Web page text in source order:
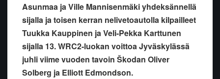
Asunmaa ja Ville Mannisenmäki yhdeksännellä
sijalla ja toisen kerran nelivetoautolla kilpailleet
Tuukka Kauppinen ja Veli-Pekka Karttunen
sijalla 13. WRC2-luokan voittoa Jyväskylässä
juhli viime vuoden tavoin Škodan Oliver
Solberg ja Elliott Edmondson.